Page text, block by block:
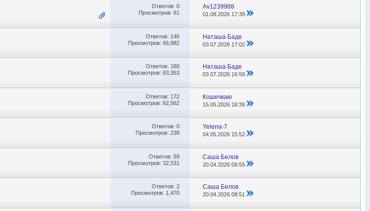
Ответов: 0
Просмотров: 61
Av1239988
01.08.2026 17:39
Ответов: 146
Просмотров: 66,982
Наташа Баде
03.07.2026 17:02
Ответов: 180
Просмотров: 63,353
Наташа Баде
03.07.2026 16:59
Ответов: 172
Просмотров: 62,562
Кошечкаю
15.05.2026 18:39
Ответов: 0
Просмотров: 238
Yelena-7
04.05.2026 15:52
Ответов: 59
Просмотров: 32,531
Саша Белов
20.04.202608:55
Ответов: 2
Просмотров: 1,470
Саша Белов
20.04.202608:51